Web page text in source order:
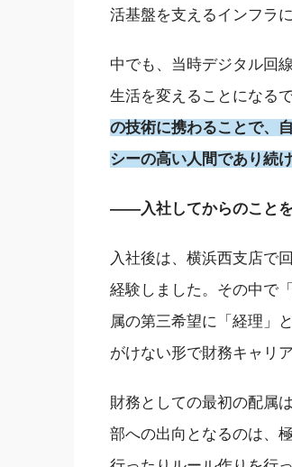
活基盤を支えるインフラ
中でも、当時デジタル回
生活を変えることになる
の技術に携わることで、
シーの高い人間であり続
――入社してからのことを
入社後は、横浜西支店で
経験しました。その中で
属の第三希望に「経理」
がけない形で財務キャリ
財務としての最初の配属
部への出向となるのは、